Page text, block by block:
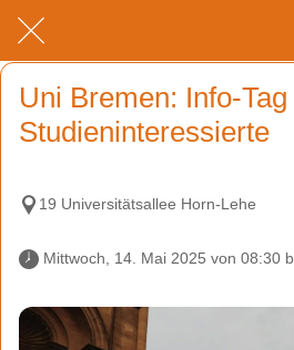
Uni Bremen: Info-
Studieninteressierte
19 Universitätsallee Horn-Lehe
Mittwoch, 14. Mai 2025 von 08:30